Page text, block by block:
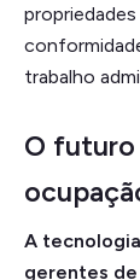
trabalho
O
A
gerentes